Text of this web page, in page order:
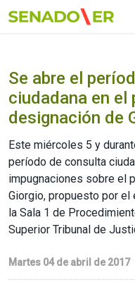
Ir al menú principal
Se abre el
ciudadana en el
designación de
Este miércoles 5 y
período de consulta
impugnaciones sobre el
Giorgio, propuesto por el
la Sala 1 de
Superior Tribunal de
Martes 04 de abril de 2017